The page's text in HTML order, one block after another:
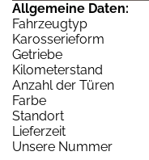
Allgemeine Daten:
Fahrzeugtyp
Karosserieform
Getriebe
Kilometerstand
Anzahl der Türen
Farbe
Standort
Lieferzeit
Unsere Nummer